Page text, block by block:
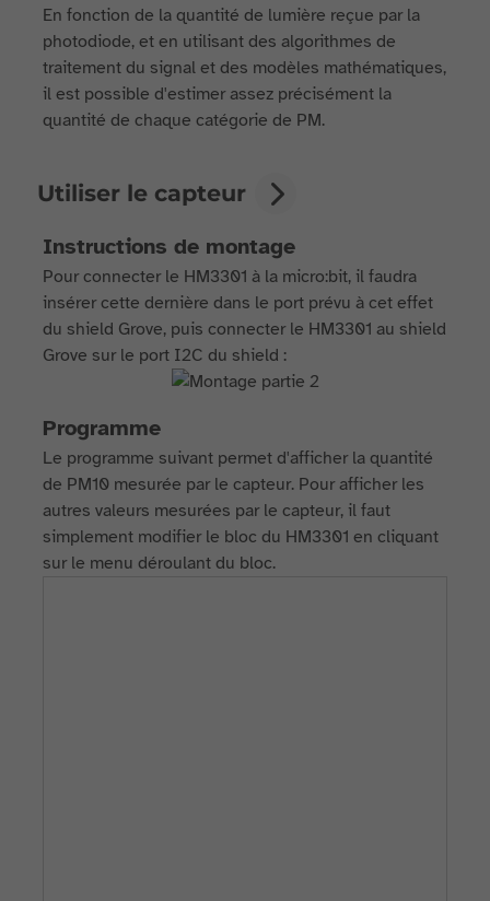
En fonction de la quantité de lumière reçue par la
photodiode, et en utilisant des algorithmes de
traitement du signal et des modèles mathématiques,
il est possible d'estimer assez précisément la
quantité de chaque catégorie de PM.
Utiliser le capteur
Instructions de montage
Pour connecter le HM3301 à la micro:bit, il faudra
insérer cette dernière dans le port prévu à cet effet
du shield Grove, puis connecter le HM3301 au shield
Grove sur le port I2C du shield :
Programme
Le programme suivant permet d'afficher la quantité
de PM10 mesurée par le capteur. Pour afficher les
autres valeurs mesurées par le capteur, il faut
simplement modifier le bloc du HM3301 en cliquant
sur le menu déroulant du bloc.